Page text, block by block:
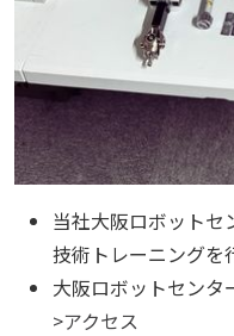
当社大阪ロボットセ
技術トレーニングを
大阪ロボットセンタ
>アクセス